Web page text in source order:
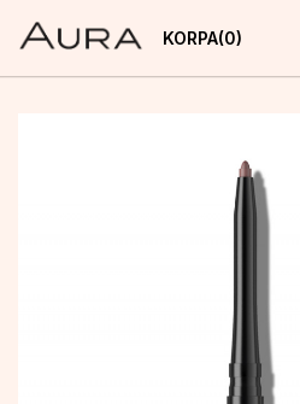
KORPA 0